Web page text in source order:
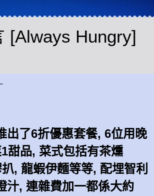
[Always Hungry]
出了6折優惠套餐, 6位用晚
甜品, 菜式包括有茶燻
, 龍蝦伊麵等等, 配埋智利
汁, 連雜費加一都係大約